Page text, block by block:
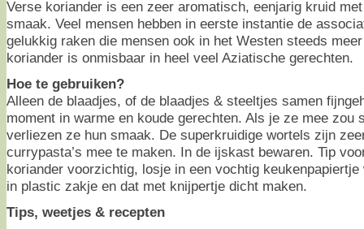
Verse koriander is een zeer aromatisch, eenjarig kruid
smaak. Veel mensen hebben in eerste instantie de
gelukkig raken die mensen ook in het Westen steeds
koriander is onmisbaar in heel veel Aziatische gerechten.
Hoe te gebruiken?
Alleen de blaadjes, of de blaadjes & steeltjes samen
moment in warme en koude gerechten. Als je ze mee zou
verliezen ze hun smaak. De superkruidige wortels zijn
currypasta’s mee te maken. In de ijskast bewaren. Tip
koriander voorzichtig, losje in een vochtig
in plastic zakje en dat met knijpertje dicht maken.
Tips, weetjes & recepten